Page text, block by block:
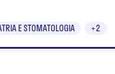
E STOMATOLOGIA +2